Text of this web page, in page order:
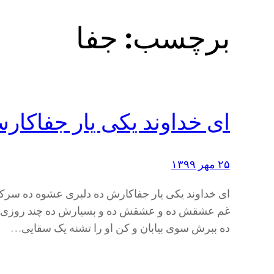
برچسب: جفا
ای خداوند یکی یار
۲۵ مهر ۱۳۹۹
ای خداوند یکی یار جفاکارش ده دلبری عشوه ده
غم عشقش ده و عشقش ده و بسیارش ده چند روزی
ده ببرش سوی بیابان و کن او را تشنه یک سقایی…